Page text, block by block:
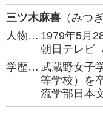
三ツ木麻喜 （みつ
人物… 1979年5月
朝日テレビ
学歴… 武蔵野女子
等学校）を
流学部日本